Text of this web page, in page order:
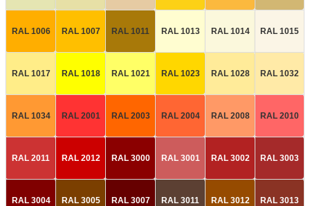
RAL 1006 RAL 1007 RAL 1011 RAL 1013 RAL 1014 RAL 1015
RAL 1017 RAL 1018 RAL 1021 RAL 1023 RAL 1028 RAL 1032
RAL 1034 RAL 2001 RAL 2003 RAL 2004 RAL 2008 RAL 2010
RAL 2011 RAL 2012 RAL 3000 RAL 3001 RAL 3002 RAL 3003
RAL 3004 RAL 3005 RAL 3007 RAL 3011 RAL 3012 RAL 3013